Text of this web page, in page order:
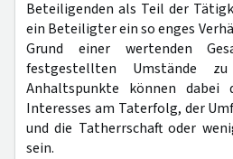
Beteiligenden als Teil der
ein Beteiligter ein so enges
Grund einer wertenden
festgestellten Umstände
Anhaltspunkte können dabei
Interesses am Taterfolg, der
und die Tatherrschaft oder
sein.